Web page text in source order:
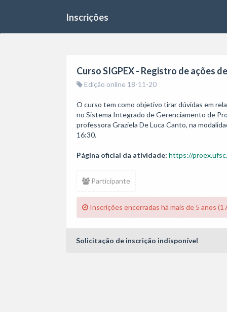
Inscrições
Curso SIGPEX - Registro de ações
Edição online 18-11-20
O curso tem como objetivo tirar dúvidas em
no Sistema Integrado de Gerenciamento de
professora Graziela De Luca Canto, na
16:30.
Página oficial da atividade: https://
Participante
Inscrições encerradas há mais de 5 anos
Solicitação de inscrição indisponível